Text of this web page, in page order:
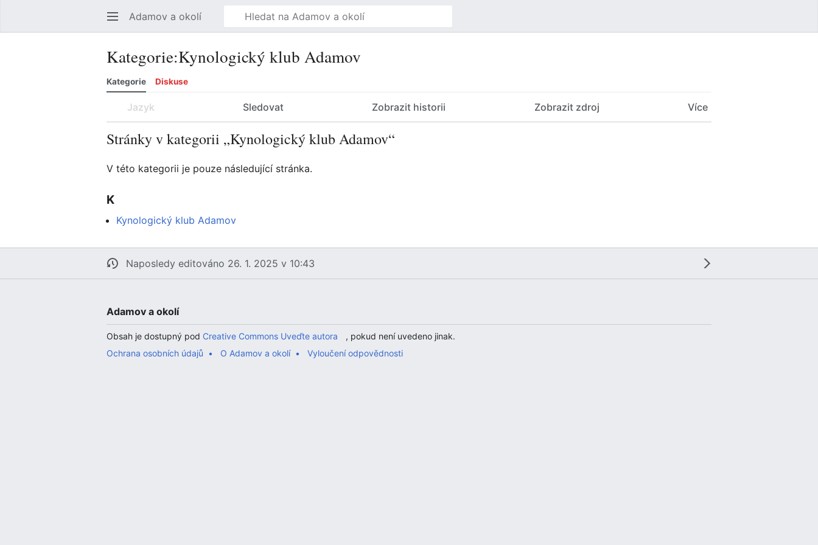
Adamov a okolí
Kategorie:Kynologický klub Adamov
Kategorie Diskuse
Jazyk Sledovat Zobrazit historii Zobrazit zdroj Více
Stránky v kategorii „Kynologický klub Adamov“
V této kategorii je pouze následující stránka.
K
Kynologický klub Adamov
Naposledy editováno 26. 1. 2025 v 10:43
Adamov a okolí
Obsah je dostupný pod Creative Commons Uveďte autora
, pokud není uvedeno jinak.
Ochrana osobních údajů
O Adamov a okolí Vyloučení odpovědnosti